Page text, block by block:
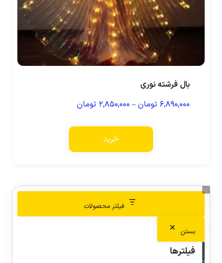
بال فرشته نوری
۶,۸۹۰,۰۰۰ تومان– ۲,۸۵۰,۰۰۰ تومان
خرید
فیلتر محصولات
بستن
فیلترها